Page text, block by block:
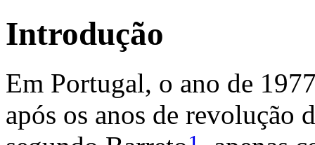
Introdução
Em Portugal, o ano de
após os anos de revolução